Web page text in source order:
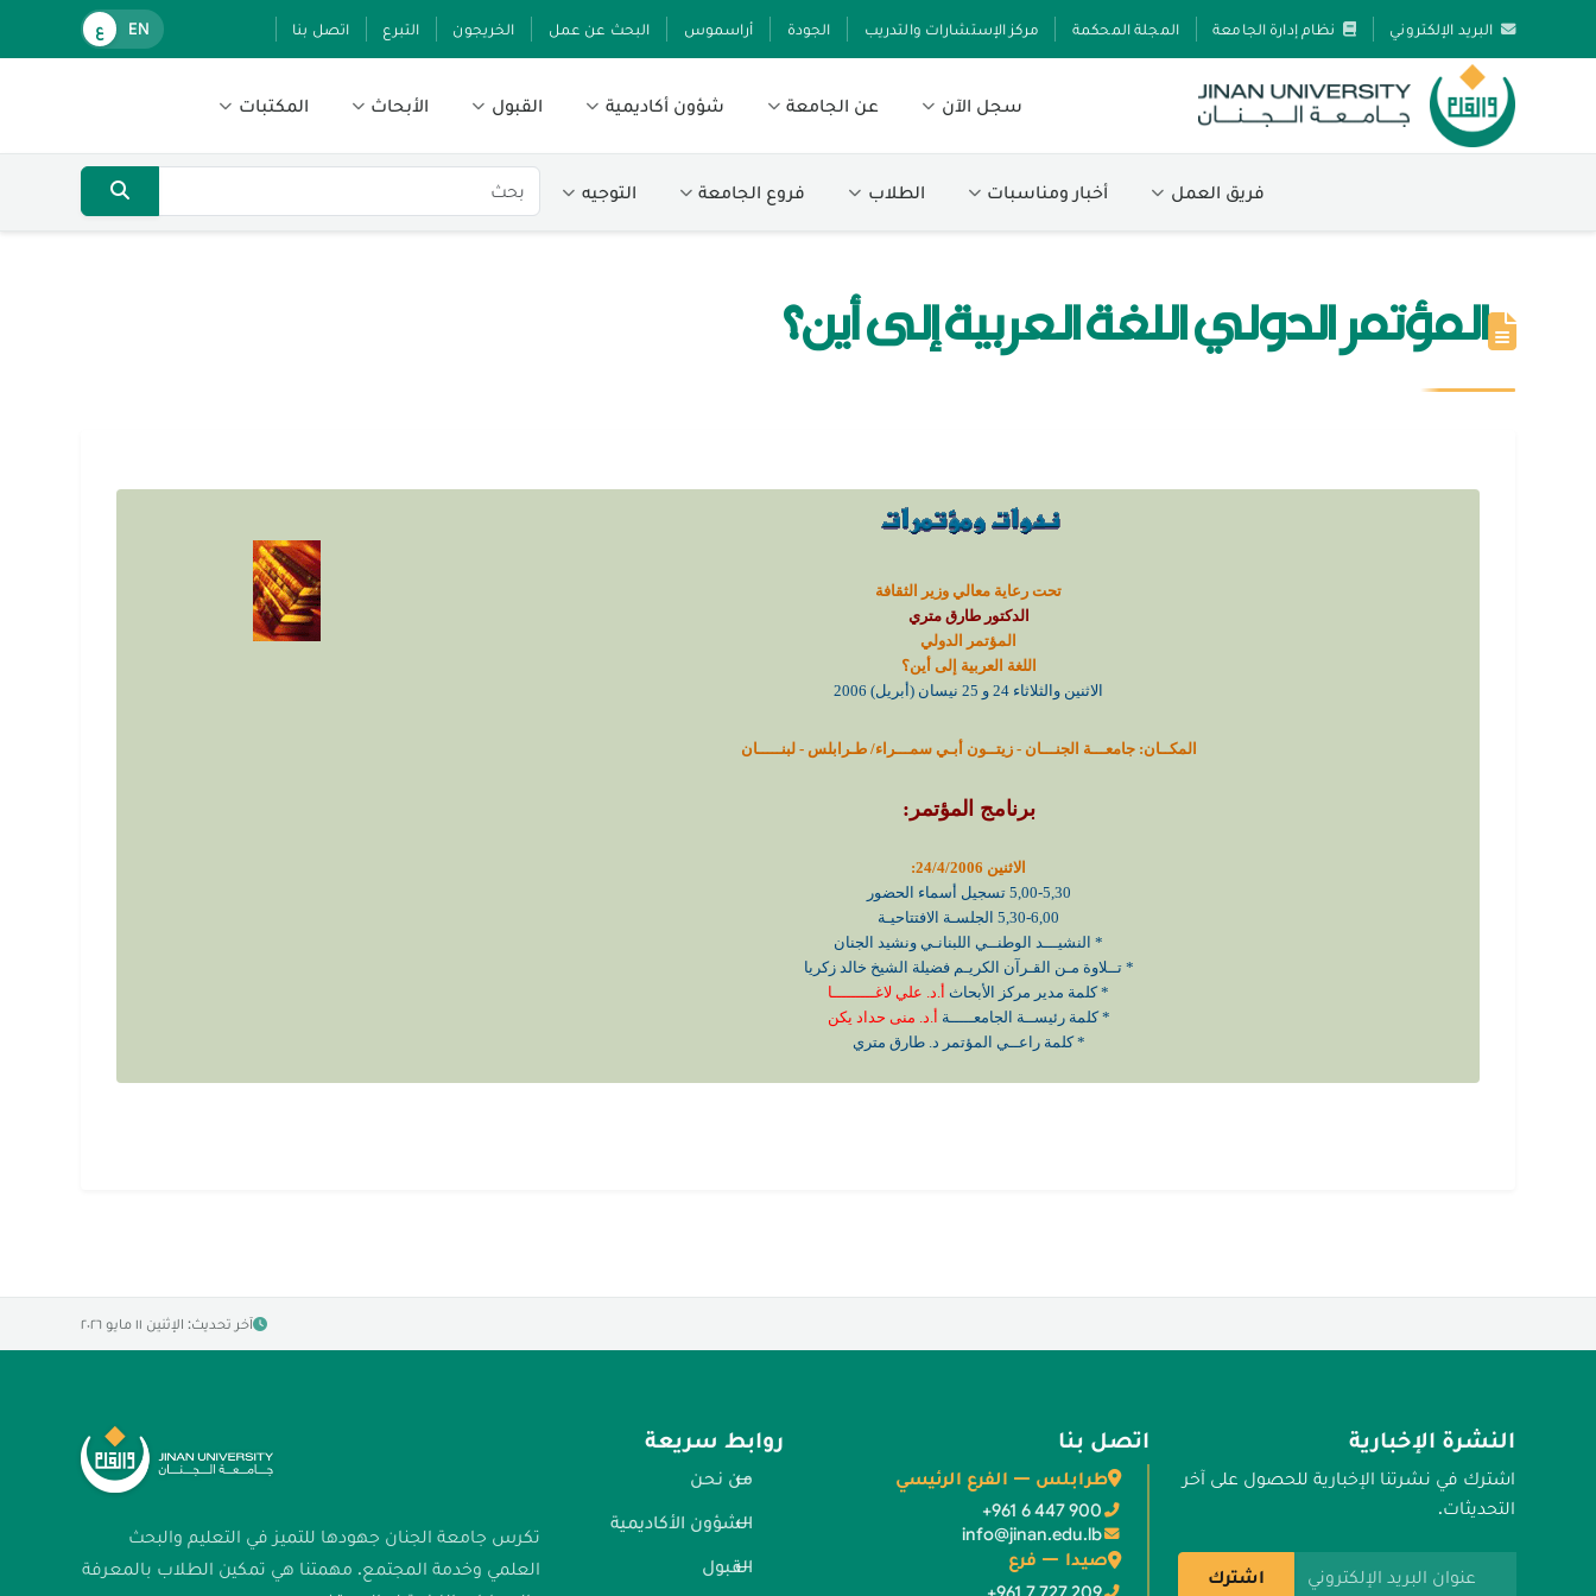
البريد الإلكتروني نظام إدارة الجامعة المجلة المحكمة مركز الإستشارات والتدريب الجودة أراسموس البحث عن عمل الخريجون التبرع اتصل بنا EN ع
سجل الآن عن الجامعة شؤون أكاديمية القبول الأبحاث المكتبات
فريق العمل أخبار ومناسبات الطلاب فروع الجامعة التوجيه
المؤتمر الدولي اللغة العربية إلى أين؟
آخر تحديث: الإثنين ١١ مايو ٢٠٢٦
تكرس جامعة الجنان جهودها للتميز في التعليم والبحث
العلمي وخدمة المجتمع. مهمتنا هي تمكين الطلاب بالمعرفة
روابط سريعة
من نحن
الشؤون الأكاديمية
القبول
اتصل بنا
طرابلس — الفرع الرئيسي
+961 6 447 900
info@jinan.edu.lb
صيدا — فرع
النشرة الإخبارية
اشترك في نشرتنا الإخبارية للحصول على آخر
التحديثات.
عنوان البريد الإلكتروني اشترك